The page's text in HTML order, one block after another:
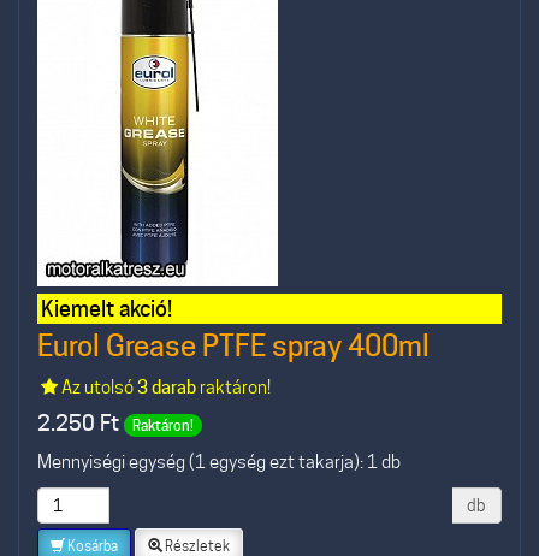
Kiemelt akció!
Eurol Grease PTFE spray 400ml
Az utolsó3 darabraktáron!
2.250 Ft Raktáron!
Mennyiségi egység (1 egység ezt takarja): 1 db
db
Kosárba Részletek